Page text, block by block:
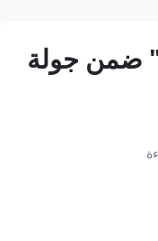
ضمن جولة